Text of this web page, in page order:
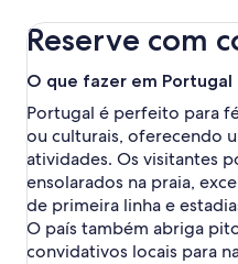
b
r
e
s
a
p
á
g
i
n
e
a
r
e
s
t
a
p
á
g
i
u
e
a
r
e
e
s
t
a
p
á
Reserve com
O que fazer em Portugal
Portugal é perfeito para
ou culturais, oferecendo
atividades. Os visitantes
ensolarados na praia,
de primeira linha e
O país também abriga
convidativos locais para